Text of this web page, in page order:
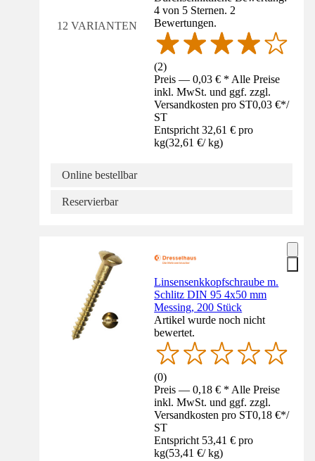
12 VARIANTEN
4 von 5 Sternen. 2
Bewertungen.
(2)
Preis — 0,03 € * Alle Preise
inkl. MwSt. und ggf. zzgl.
Versandkosten pro ST0,03 €*/
ST
Entspricht 32,61 € pro
kg(32,61 €/ kg)
Online bestellbar
Reservierbar
Linsensenkkopfschraube m.
Schlitz DIN 95 4x50 mm
Messing, 200 Stück
Artikel wurde noch nicht
bewertet.
(0)
Preis — 0,18 € * Alle Preise
inkl. MwSt. und ggf. zzgl.
Versandkosten pro ST0,18 €*/
ST
Entspricht 53,41 € pro
kg(53,41 €/ kg)